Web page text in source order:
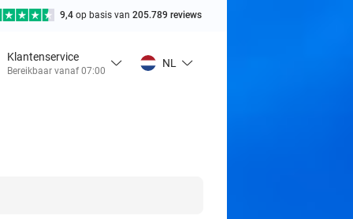
9,4 op basis van 205.789 reviews
Klantenservice
Bereikbaar vanaf 07:00
NL